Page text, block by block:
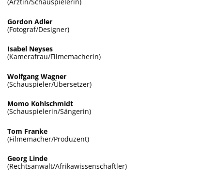
(Ärztin/Schauspielerin)
Gordon Adler
(Fotograf/Designer)
Isabel Neyses
(Kamerafrau/Filmemacherin)
Wolfgang Wagner
(Schauspieler/Übersetzer)
Momo Kohlschmidt
(Schauspielerin/Sängerin)
Tom Franke
(Filmemacher/Produzent)
Georg Linde
(Rechtsanwalt/Afrikawissenschaftler)